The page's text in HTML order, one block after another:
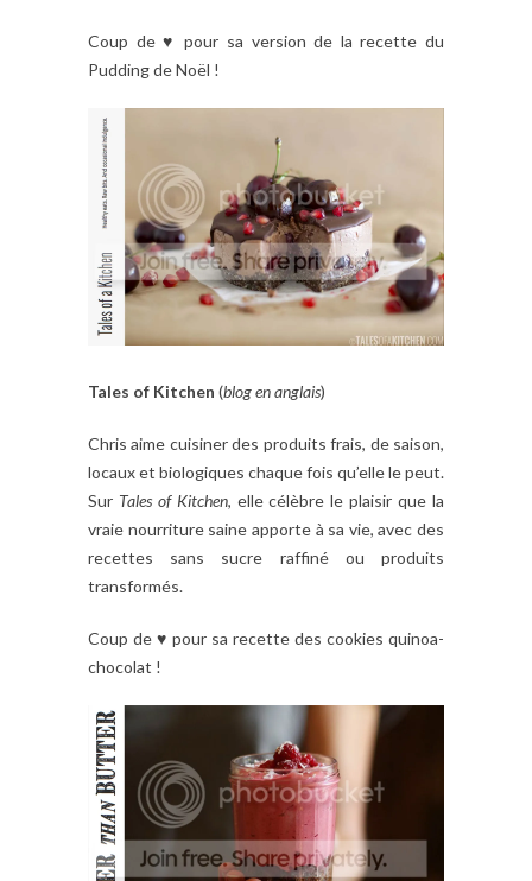
Coup de ♥ pour sa version de la recette du
Pudding de Noël !
Tales of Kitchen (blog en anglais)
Chris aime cuisiner des produits frais, de saison,
locaux et biologiques chaque fois qu’elle le peut.
Sur Tales of Kitchen, ellecélèbre le plaisir que la
vraie nourriture saine apporte à sa vie, avec des
recettes sans sucre raffiné ou produits
transformés.
Coup de ♥ pour sa recette des cookies quinoa-
chocolat !